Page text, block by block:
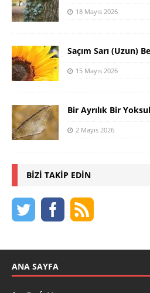
18 Mayıs 2026
Saçım Sarı (Uzun)
15 Mayıs 2026
Bir Ayrılık Bir
2 Mayıs 2026
BIZI TAKIP EDIN
ANA SAYFA